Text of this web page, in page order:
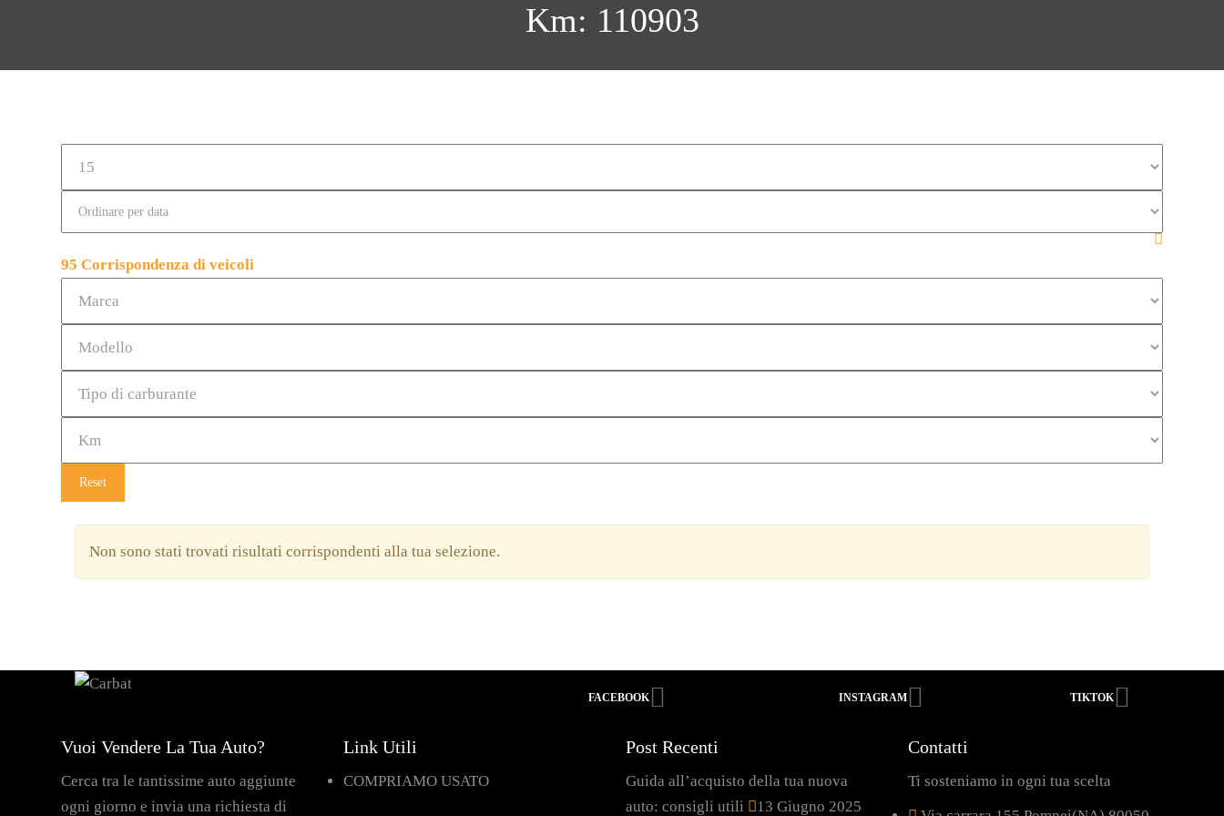
Km: 110903
95 Corrispondenza di veicoli
Reset
Non sono stati trovati risultati corrispondenti alla tua selezione.
FACEBOOK INSTAGRAM TIKTOK
Vuoi Vendere La Tua Auto?
Cerca tra le tantissime auto aggiunte
ogni giorno e invia una richiesta di
Link Utili
COMPRIAMO USATO
Post Recenti
Guida all’acquisto della tua nuova
auto: consigli utili
13 Giugno 2025
Contatti
Ti sosteniamo in ogni tua scelta